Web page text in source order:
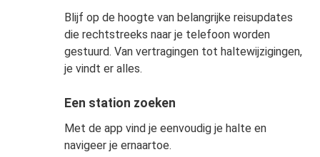
Blijf op de hoogte van belangrijke reisupdates
die rechtstreeks naar je telefoon worden
gestuurd. Van vertragingen tot haltewijzigingen,
je vindt er alles.
Een station zoeken
Met de app vind je eenvoudig je halte en
navigeer je ernaartoe.